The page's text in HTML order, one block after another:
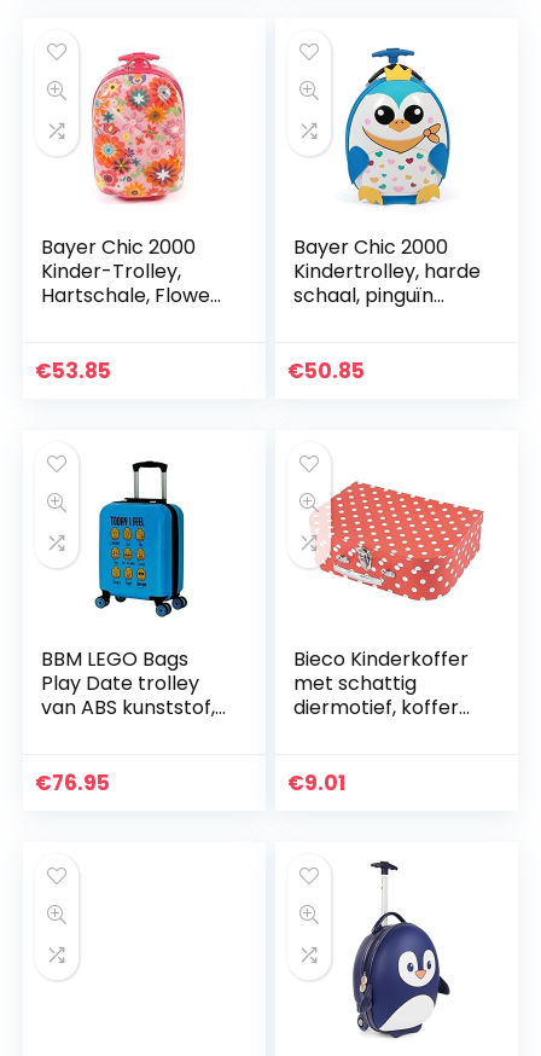
Bayer Chic 2000
Kinder-Trolley,
Hartschale, Flowers
€53.85
Bayer Chic 2000
Kindertrolley, harde
schaal, pinguïn
€50.85
BBM LEGO Bags
Play Date trolley
van ABS kunststof,
Today I Feel motief,
€76.95
Bieco Kinderkoffer
met schattig
diermotief, koffer
€9.01